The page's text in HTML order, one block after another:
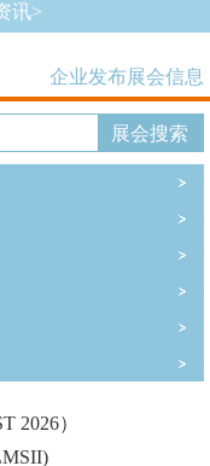
讯>
企业发布展会信息
2026）